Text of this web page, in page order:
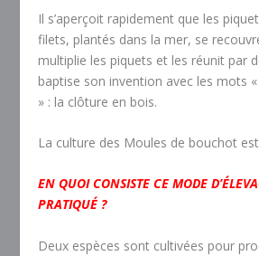
Il s’aperçoit rapidement que les
filets, plantés dans la mer, se
multiplie les piquets et les réunit par
baptise son invention avec les mots
» : la clôture en bois.
La culture des Moules de bouchot
EN QUOI CONSISTE CE MODE
PRATIQUÉ ?
Deux espèces sont cultivées pour